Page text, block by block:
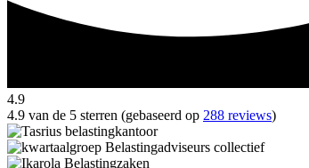
4.9
4.9 van de 5 sterren (gebaseerd op 288 reviews)